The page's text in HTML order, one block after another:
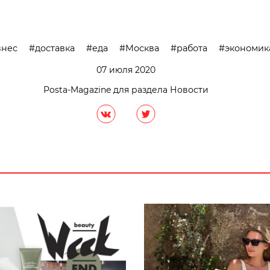
доставка еда Москва работа
07 июля 2020
Posta-Magazine для раздела Новости